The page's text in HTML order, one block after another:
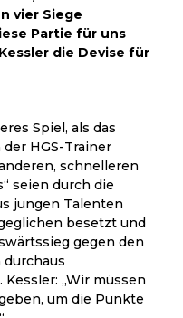
vier Siege
Partie für uns
die Devise für
Spiel, als das
HGS-Trainer
schnelleren
seien durch die
jungen Talenten
besetzt und
gegen den
durchaus
„Wir müssen
um die Punkte